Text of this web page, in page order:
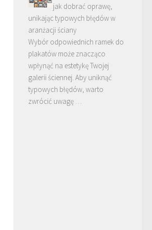
jak dobrać oprawę,
unikając typowych błędów w
aranżacji ściany
Wybór odpowiednich ramek do
plakatów może znacząco
wpłynąć na estetykę Twojej
galerii ściennej. Aby uniknąć
typowych błędów, warto
zwrócić uwagę …